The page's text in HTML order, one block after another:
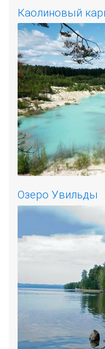
Каолиновый
Озеро Увильды